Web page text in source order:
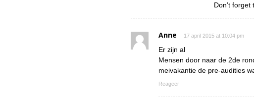
Don’t
Anne 17 april 2015 at 10:04 pm
Er zijn al
Mensen door naar de 2de
meivakantie de pre-audities
Reageer